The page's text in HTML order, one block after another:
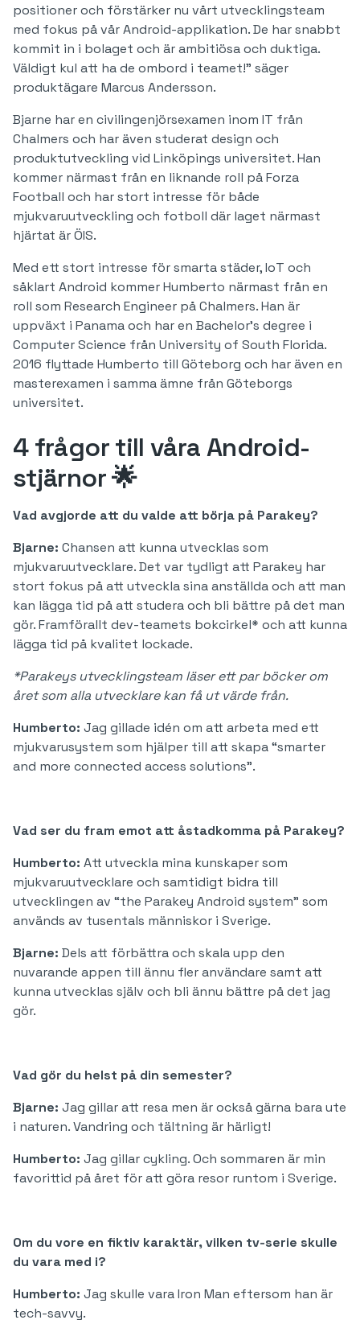
positioner och förstärker nu vårt utvecklingsteam
med fokus på vår Android-applikation. De har snabbt
kommit in i bolaget och är ambitiösa och duktiga.
Väldigt kul att ha de ombord i teamet!” säger
produktägare Marcus Andersson.
Bjarne har en civilingenjörsexamen inom IT från
Chalmers och har även studerat design och
produktutveckling vid Linköpings universitet. Han
kommer närmast från en liknande roll på Forza
Football och har stort intresse för både
mjukvaruutveckling och fotboll där laget närmast
hjärtat är ÖIS.
Med ett stort intresse för smarta städer, IoT och
såklart Android kommer Humberto närmast från en
roll som Research Engineer på Chalmers. Han är
uppväxt i Panama och har en Bachelor’s degree i
Computer Science från University of South Florida.
2016 flyttade Humberto till Göteborg och har även en
masterexamen i samma ämne från Göteborgs
universitet.
4 frågor till våra Android-
stjärnor 🌟
Vad avgjorde att du valde att börja på Parakey?
Bjarne: Chansen att kunna utvecklas som
mjukvaruutvecklare. Det var tydligt att Parakey har
stort fokus på att utveckla sina anställda och att man
kan lägga tid på att studera och bli bättre på det man
gör. Framförallt dev-teamets bokcirkel* och att kunna
lägga tid på kvalitet lockade.
*Parakeys utvecklingsteam läser ett par böcker om
året som alla utvecklare kan få ut värde från.
Humberto: Jag gillade idén om att arbeta med ett
mjukvarusystem som hjälper till att skapa “smarter
and more connected access solutions”.
Vad ser du fram emot att åstadkomma på Parakey?
Humberto: Att utveckla mina kunskaper som
mjukvaruutvecklare och samtidigt bidra till
utvecklingen av “the Parakey Android system” som
används av tusentals människor i Sverige.
Bjarne: Dels att förbättra och skala upp den
nuvarande appen till ännu fler användare samt att
kunna utvecklas själv och bli ännu bättre på det jag
gör.
Vad gör du helst på din semester?
Bjarne: Jag gillar att resa men är också gärna bara ute
i naturen. Vandring och tältning är härligt!
Humberto: Jag gillar cykling. Och sommaren är min
favorittid på året för att göra resor runtom i Sverige.
‍Om du vore en fiktiv karaktär, vilken tv-serie skulle
du vara med i?
Humberto: Jag skulle vara Iron Man eftersom han är
tech-savvy.